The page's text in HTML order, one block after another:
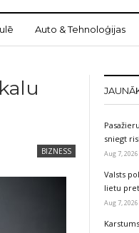
Auto & Tehnoloģijas
BIZNESS
sniegt
Aug 7, 2026
Valsts
lietu
Aug 7, 2026